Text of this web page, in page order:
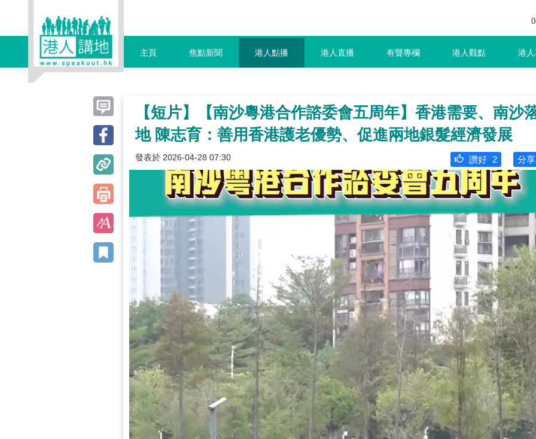
主頁 焦點新聞 港人點播 港人直播 有聲專欄 港人觀點 港
【短片】【南沙粵港合作諮委會五周年】香港需要、南沙
地 陳志育：善用香港護老優勢、促進兩地銀髮經濟發展
發表於 2026-04-28 07:30 分享
讚好 2